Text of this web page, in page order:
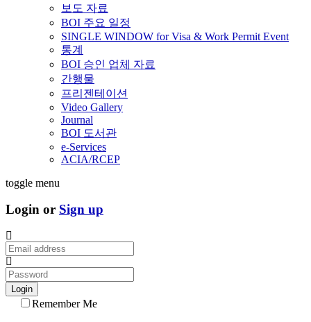
보도 자료
BOI 주요 일정
SINGLE WINDOW for Visa & Work Permit Event
통계
BOI 승인 업체 자료
간행물
프리젠테이션
Video Gallery
Journal
BOI 도서관
e-Services
ACIA/RCEP
toggle menu
Login or Sign up
Login
Remember Me